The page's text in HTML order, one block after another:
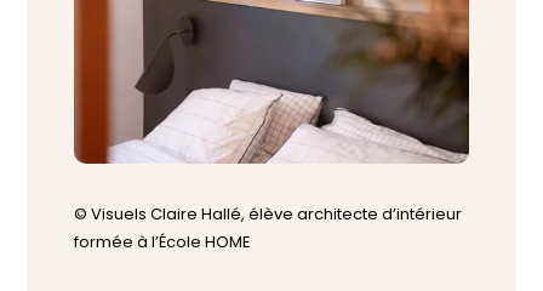
© Visuels Claire Hallé, élève architecte d’intérieur
formée à l’École HOME